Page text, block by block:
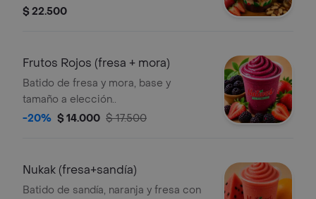
$ 22.500
Frutos Rojos (fresa + mora)
Batido de fresa y mora, base y
tamaño a elección..
-20% $ 14.000 $ 17.500
Nukak (fresa+sandía)
Batido de sandía, naranja y fresa con